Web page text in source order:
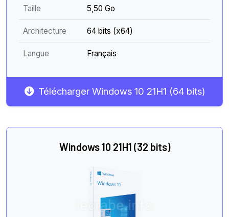
Taille 5,50 Go
Architecture 64 bits (x64)
Langue Français
Télécharger Windows 10 21H1 (64 bits)
Windows 10 21H1 (32 bits)